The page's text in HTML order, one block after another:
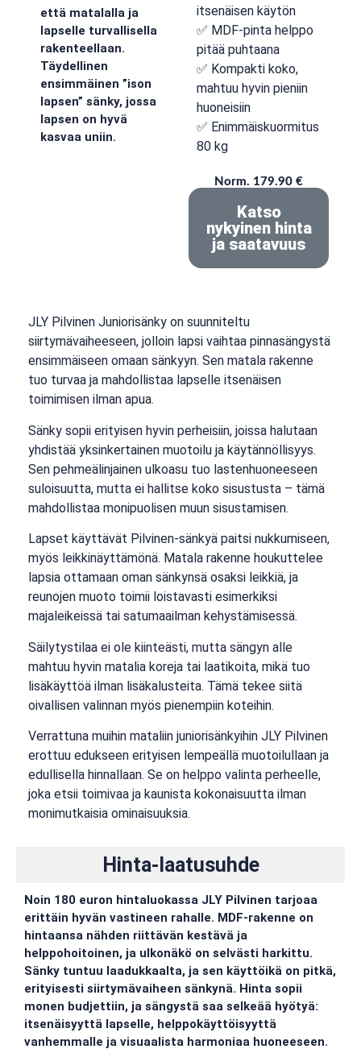
että matalalla ja
lapselle turvallisella
rakenteellaan.
Täydellinen
ensimmäinen ”ison
lapsen” sänky, jossa
lapsen on hyvä
kasvaa uniin.
itsenäisen käytön
✅ MDF-pinta helppo
pitää puhtaana
✅ Kompakti koko,
mahtuu hyvin pieniin
huoneisiin
✅ Enimmäiskuormitus
80 kg
Norm. 179.90 €
Katso
nykyinen hinta
ja saatavuus
JLY Pilvinen Juniorisänky on suunniteltu
siirtymävaiheeseen, jolloin lapsi vaihtaa pinnasängystä
ensimmäiseen omaan sänkyyn. Sen matala rakenne
tuo turvaa ja mahdollistaa lapselle itsenäisen
toimimisen ilman apua.
Sänky sopii erityisen hyvin perheisiin, joissa halutaan
yhdistää yksinkertainen muotoilu ja käytännöllisyys.
Sen pehmeälinjainen ulkoasu tuo lastenhuoneeseen
suloisuutta, mutta ei hallitse koko sisustusta – tämä
mahdollistaa monipuolisen muun sisustamisen.
Lapset käyttävät Pilvinen-sänkyä paitsi nukkumiseen,
myös leikkinäyttämönä. Matala rakenne houkuttelee
lapsia ottamaan oman sänkynsä osaksi leikkiä, ja
reunojen muoto toimii loistavasti esimerkiksi
majaleikeissä tai satumaailman kehystämisessä.
Säilytystilaa ei ole kiinteästi, mutta sängyn alle
mahtuu hyvin matalia koreja tai laatikoita, mikä tuo
lisäkäyttöä ilman lisäkalusteita. Tämä tekee siitä
oivallisen valinnan myös pienempiin koteihin.
Verrattuna muihin mataliin juniorisänkyihin JLY Pilvinen
erottuu edukseen erityisen lempeällä muotoilullaan ja
edullisella hinnallaan. Se on helppo valinta perheelle,
joka etsii toimivaa ja kaunista kokonaisuutta ilman
monimutkaisia ominaisuuksia.
Hinta-laatusuhde
Noin 180 euron hintaluokassa JLY Pilvinen tarjoaa
erittäin hyvän vastineen rahalle. MDF-rakenne on
hintaansa nähden riittävän kestävä ja
helppohoitoinen, ja ulkonäkö on selvästi harkittu.
Sänky tuntuu laadukkaalta, ja sen käyttöikä on pitkä,
erityisesti siirtymävaiheen sänkynä. Hinta sopii
monen budjettiin, ja sängystä saa selkeää hyötyä:
itsenäisyyttä lapselle, helppokäyttöisyyttä
vanhemmalle ja visuaalista harmoniaa huoneeseen.